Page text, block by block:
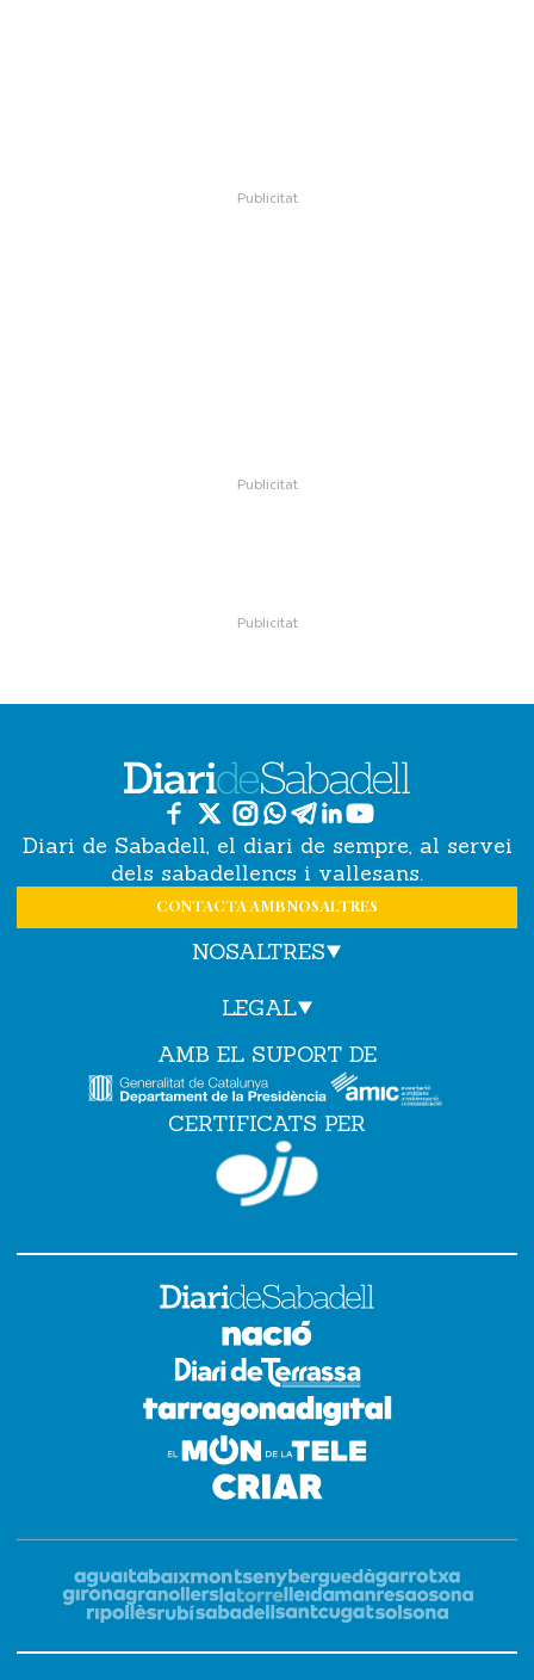
Diari de Sabadell, el diari de sempre, al servei
dels sabadellencs i vallesans.
CONTACTA AMB NOSALTRES
NOSALTRES
LEGAL
AMB EL SUPORT DE
CERTIFICATS PER